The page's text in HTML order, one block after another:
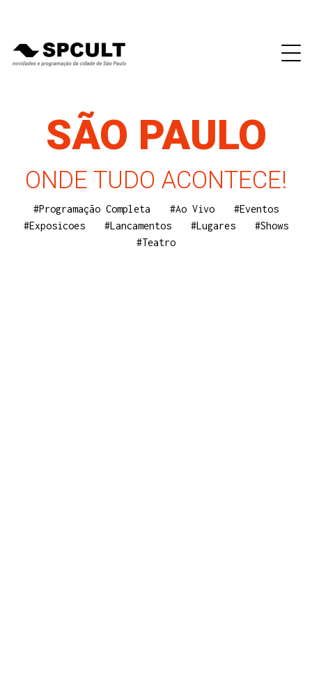
SÃO PAULO
ONDE TUDO ACONTECE!
#Programação Completa #Ao Vivo
#Eventos
#Exposicoes
#Lancamentos #Lugares
#Shows
#Teatro